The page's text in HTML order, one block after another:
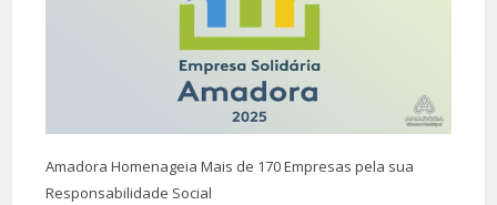
Amadora Homenageia Mais de 170 Empresas pela sua
Responsabilidade Social